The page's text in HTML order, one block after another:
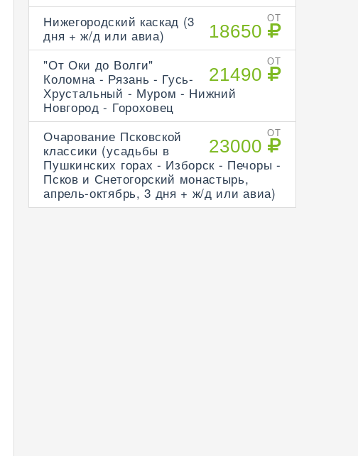
ОТ
18650
Нижегородский каскад (3
дня + ж/д или авиа)
ОТ
21490
"От Оки до Волги"
Коломна - Рязань - Гусь-
Хрустальный - Муром - Нижний
Новгород - Гороховец
ОТ
23000
Очарование Псковской
классики (усадьбы в
Пушкинских горах - Изборск - Печоры -
Псков и Снетогорский монастырь,
апрель-октябрь, 3 дня + ж/д или авиа)